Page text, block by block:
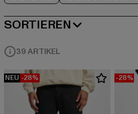
SORTIEREN
BELIEBTESTE
39 ARTIKEL
NEU -28% -28%